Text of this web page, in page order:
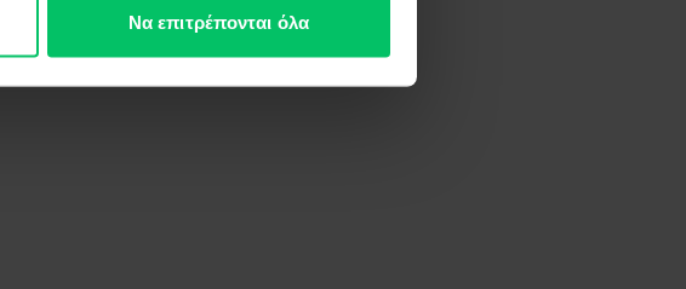
Να επιτρέπονται όλα